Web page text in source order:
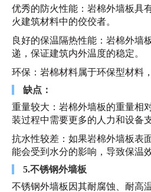
优秀的防火性能：岩棉外墙板具
火建筑材料中的佼佼者。
良好的保温隔热性能：岩棉外墙
递，保证建筑内外温度的稳定。
环保：岩棉材料属于环保型材料
缺点：
重量较大：岩棉外墙板的重量相
装过程中需要更多的人力和设备支
抗水性较差：如果岩棉外墙板表
能会受到水分的影响，导致保温
5.不锈钢外墙板
不锈钢外墙板因其耐腐蚀、耐高